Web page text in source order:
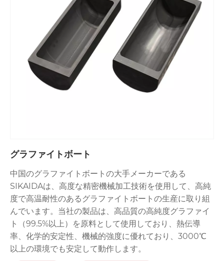
グラファイトボート
中国のグラファイトボートの大手メーカーである
SIKAIDAは、高度な精密機械加工技術を使用して、高純
度で高温耐性のあるグラファイトボートの生産に取り組
んでいます。当社の製品は、高品質の高純度グラファイ
ト（99.5%以上）を原料として使用しており、熱伝導
率、化学的安定性、機械的強度に優れており、3000℃
以上の環境でも安定して動作します。